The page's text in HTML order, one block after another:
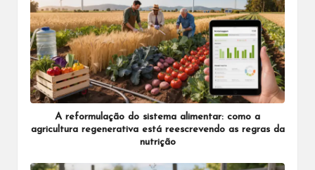
A reformulação do sistema alimentar: como a
agricultura regenerativa está reescrevendo as regras da
nutrição